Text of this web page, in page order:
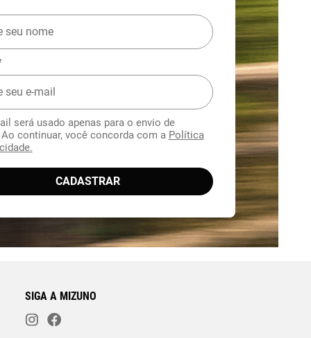
será usado apenas para o envio de
continuar, você concorda com a Política
CADASTRAR
SIGA A MIZUNO